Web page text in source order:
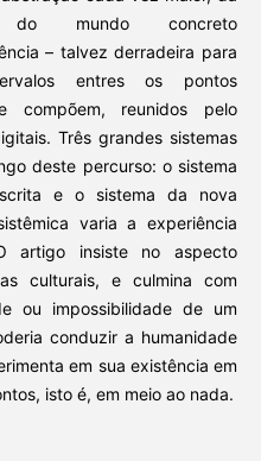
do mundo concreto
– talvez derradeira para
entres os pontos
compõem, reunidos pelo
Três grandes sistemas
deste percurso: o sistema
e o sistema da nova
varia a experiência
artigo insiste no aspecto
culturais, e culmina com
ou impossibilidade de um
conduzir a humanidade
em sua existência em
isto é, em meio ao nada.